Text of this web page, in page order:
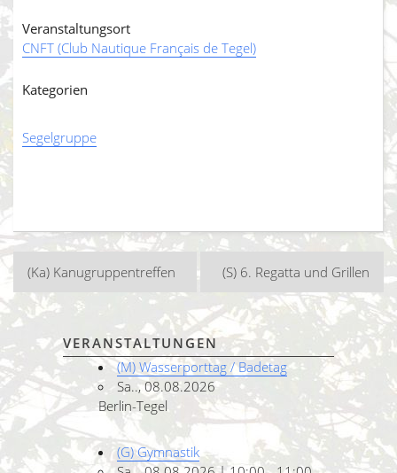
Veranstaltungsort
CNFT (Club Nautique Français de Tegel)
Kategorien
Segelgruppe
Beitragsnavigation
(Ka) Kanugruppentreffen (S) 6. Regatta und Grillen
VERANSTALTUNGEN
(M) Wasserporttag / Badetag
Sa.., 08.08.2026
Berlin-Tegel
(G) Gymnastik